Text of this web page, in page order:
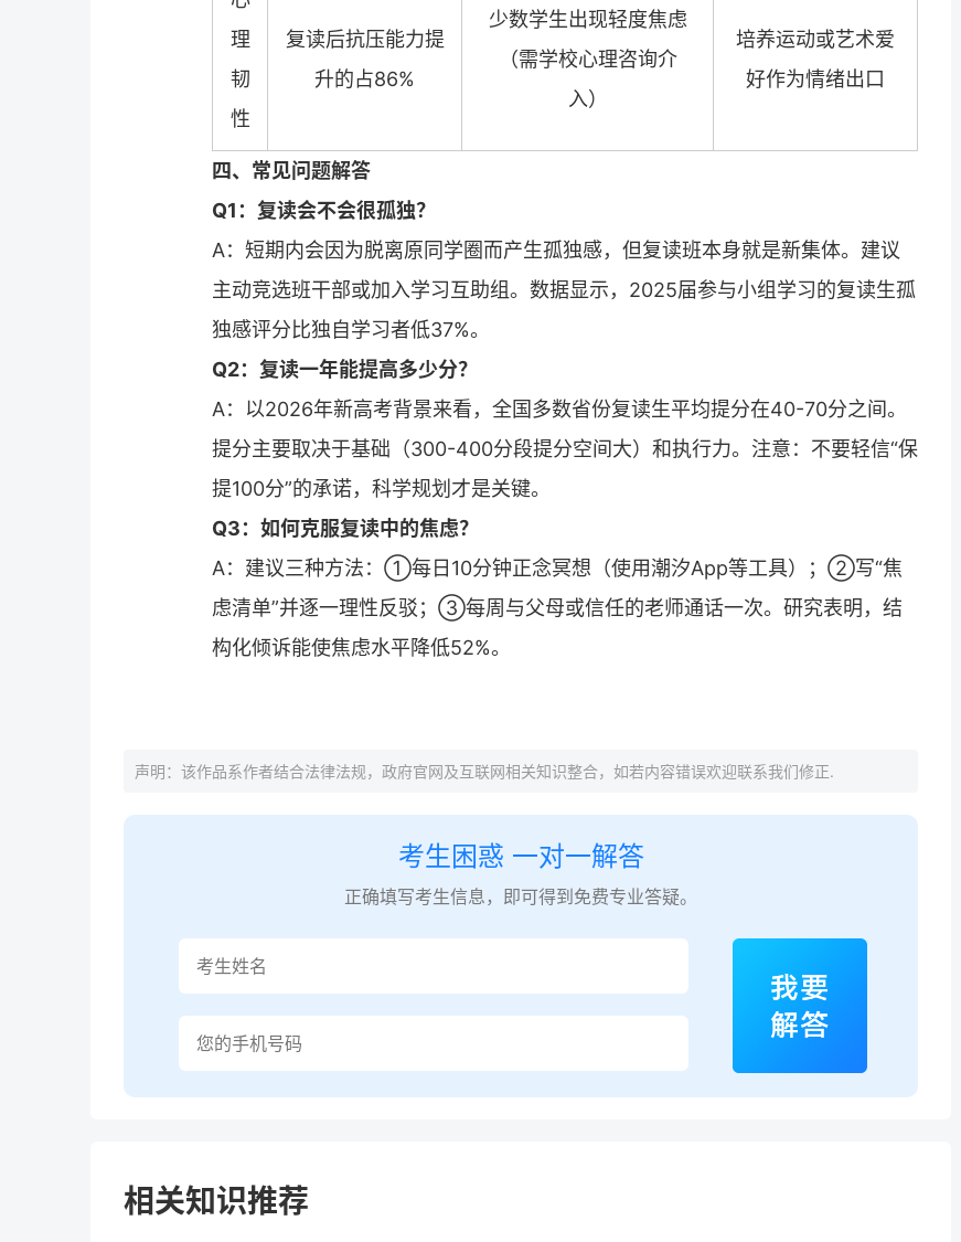
理
韧
性
复读后抗压能力提
升的占86%
少数学生出现轻度焦虑
（需学校心理咨询介
入）
培养运动或艺术爱
好作为情绪出口
四、常见问题解答
Q1： 复读会不会很孤独？
A：短期内会因为脱离原同学圈而产生孤独感，但复读班本身就是新集体。建议
主动竞选班干部或加入学习互助组。数据显示，2025届参与小组学习的复读生孤
独感评分比独自学习者低37%。
Q2： 复读一年能提高多少分？
A：以2026年新高考背景来看，全国多数省份复读生平均提分在40-70分之间。
提分主要取决于基础（300-400分段提分空间大）和执行力。注意：不要轻信“保
提100分”的承诺，科学规划才是关键。
Q3：如何克服复读中的焦虑？
A：建议三种方法：①每日10分钟正念冥想（使用潮汐App等工具）；②写“焦
虑清单”并逐一理性反驳；③每周与父母或信任的老师通话一次。研究表明，结
构化倾诉能使焦虑水平降低52%。
声明：该作品系作者结合法律法规，政府官网及互联网相关知识整合，如若内容错误欢迎联系我们修正.
考生困惑 一对一解答
正确填写考生信息，即可得到免费专业答疑。
相关知识推荐